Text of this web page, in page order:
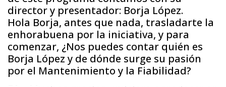
director y presentador: Borja López.
Hola Borja, antes que nada, trasladarte la
enhorabuena por la iniciativa, y para
comenzar, ¿Nos puedes contar quién es
Borja López y de dónde surge su pasión
por el Mantenimiento y la Fiabilidad?